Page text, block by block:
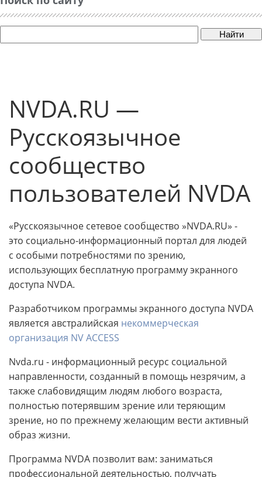
Найти
NVDA.RU —
Русскоязычное
сообщество
пользователей NVDA
«Русскоязычное сетевое сообщество »NVDA.RU» -
это социально-информационный портал для людей
с особыми потребностями по зрению,
использующих бесплатную программу экранного
доступа NVDA.
Разработчиком программы экранного доступа NVDA
является австралийская некоммерческая
организация NV ACCESS
Nvda.ru - информационный ресурс социальной
направленности, созданный в помощь незрячим, а
также слабовидящим людям любого возраста,
полностью потерявшим зрение или теряющим
зрение, но по прежнему желающим вести активный
образ жизни.
Программа NVDA позволит вам: заниматься
профессиональной деятельностью, получать